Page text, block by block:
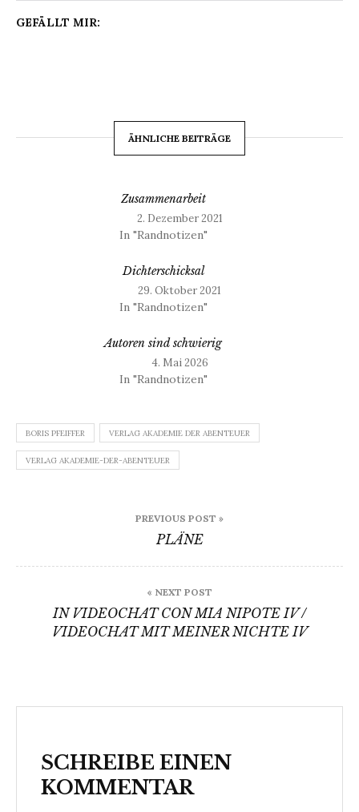
GEFÄLLT MIR:
ÄHNLICHE BEITRÄGE
Zusammenarbeit
2. Dezember 2021
In "Randnotizen"
Dichterschicksal
29. Oktober 2021
In "Randnotizen"
Autoren sind schwierig
4. Mai 2026
In "Randnotizen"
BORIS PFEIFFER VERLAG AKADEMIE DER ABENTEUER
VERLAG AKADEMIE-DER-ABENTEUER
PREVIOUS POST »
PLÄNE
« NEXT POST
IN VIDEOCHAT CON MIA NIPOTE IV /
VIDEOCHAT MIT MEINER NICHTE IV
SCHREIBE EINEN
KOMMENTAR